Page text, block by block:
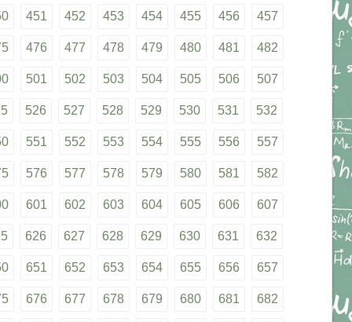
451 452 453 454 455 456 457
476 477 478 479 480 481 482
501 502 503 504 505 506 507
526 527 528 529 530 531 532
551 552 553 554 555 556 557
576 577 578 579 580 581 582
601 602 603 604 605 606 607
626 627 628 629 630 631 632
651 652 653 654 655 656 657
676 677 678 679 680 681 682